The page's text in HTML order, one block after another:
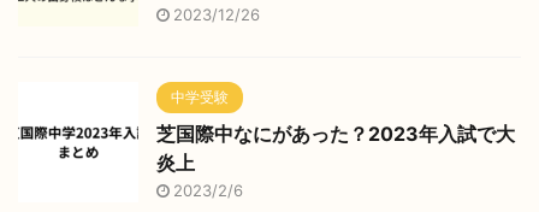
2023/12/26
中学受験
芝国際中なにがあった？2023年入試で大
炎上
2023/2/6